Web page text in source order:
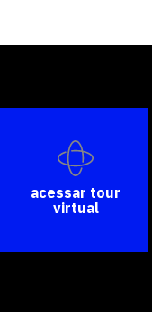
acessar tour
virtual